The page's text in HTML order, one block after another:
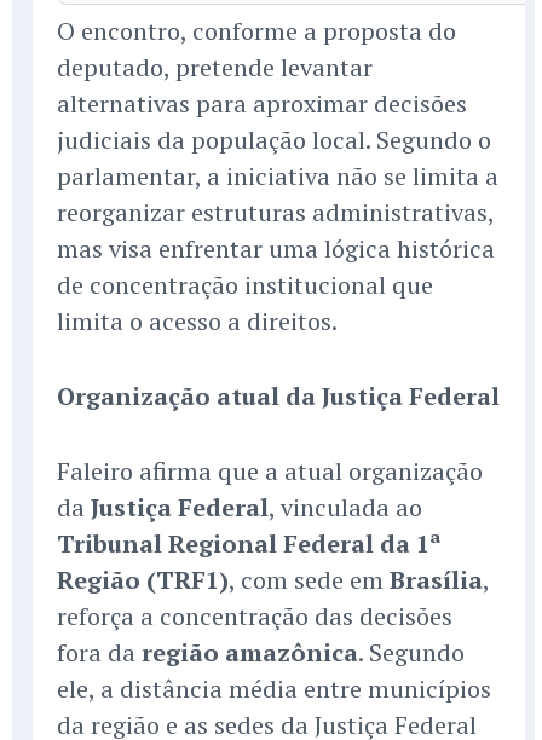
O encontro, conforme a proposta do
deputado, pretende levantar
alternativas para aproximar decisões
judiciais da população local. Segundo o
parlamentar, a iniciativa não se limita a
reorganizar estruturas administrativas,
mas visa enfrentar uma lógica histórica
de concentração institucional que
limita o acesso a direitos.
Organização atual da Justiça Federal
Faleiro afirma que a atual organização
da Justiça Federal, vinculada ao
Tribunal Regional Federal da 1ª
Região (TRF1), com sede emBrasília,
reforça a concentração das decisões
fora da região amazônica. Segundo
ele, a distância média entre municípios
da região e as sedes da Justiça Federal